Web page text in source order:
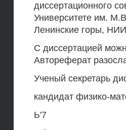
диссертационного
Университете им.
Ленинские горы,
С диссертацией
Автореферат
Ученый секретарь
кандидат физико-
Ь'7